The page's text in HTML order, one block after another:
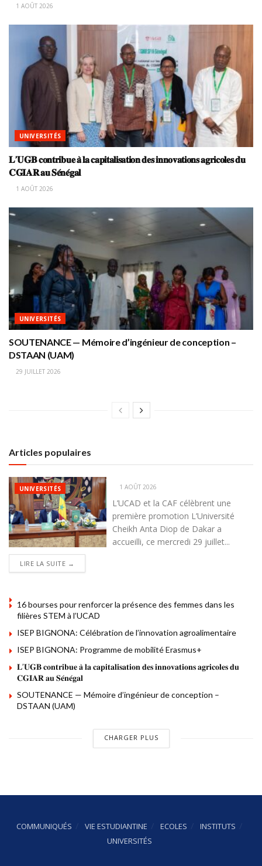
1 AOÛT 2026
UNIVERSITÉS
𝐋’𝐔𝐆𝐁 𝐜𝐨𝐧𝐭𝐫𝐢𝐛𝐮𝐞 𝐚̀ 𝐥𝐚 𝐜𝐚𝐩𝐢𝐭𝐚𝐥𝐢𝐬𝐚𝐭𝐢𝐨𝐧 𝐝𝐞𝐬 𝐢𝐧𝐧𝐨𝐯𝐚𝐭𝐢𝐨𝐧𝐬 𝐚𝐠𝐫𝐢𝐜𝐨𝐥𝐞𝐬 𝐝𝐮
𝐂𝐆𝐈𝐀𝐑 𝐚𝐮 𝐒𝐞́𝐧𝐞́𝐠𝐚𝐥
1 AOÛT 2026
UNIVERSITÉS
SOUTENANCE — Mémoire d’ingénieur de conception –
DSTAAN (UAM)
29 JUILLET 2026
Articles populaires
UNIVERSITÉS 1 AOÛT 2026
L’UCAD et la CAF célèbrent une
première promotion L’Université
Cheikh Anta Diop de Dakar a
accueilli, ce mercredi 29 juillet...
LIRE LA SUITE →
16 bourses pour renforcer la présence des femmes dans les
filières STEM à l’UCAD
ISEP BIGNONA: Célébration de l’innovation agroalimentaire
ISEP BIGNONA: Programme de mobilité Erasmus+
𝐋’𝐔𝐆𝐁 𝐜𝐨𝐧𝐭𝐫𝐢𝐛𝐮𝐞 𝐚̀ 𝐥𝐚 𝐜𝐚𝐩𝐢𝐭𝐚𝐥𝐢𝐬𝐚𝐭𝐢𝐨𝐧 𝐝𝐞𝐬 𝐢𝐧𝐧𝐨𝐯𝐚𝐭𝐢𝐨𝐧𝐬 𝐚𝐠𝐫𝐢𝐜𝐨𝐥𝐞𝐬 𝐝𝐮
𝐂𝐆𝐈𝐀𝐑 𝐚𝐮 𝐒𝐞́𝐧𝐞́𝐠𝐚𝐥
SOUTENANCE — Mémoire d’ingénieur de conception –
DSTAAN (UAM)
CHARGER PLUS
COMMUNIQUÉS VIE ESTUDIANTINE ECOLES
INSTITUTS
UNIVERSITÉS